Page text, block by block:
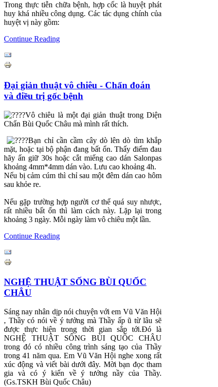
Trong thực tiễn chữa bệnh, hợp cốc là huyệt phát
huy khá nhiều công dụng. Các tác dụng chính của
huyệt vị này gồm:
Continue Reading
Đại giản thuật vô chiêu - Chẩn đoán
và điều trị gốc bệnh
Vô chiêu là một đại giản thuật trong Diện
Chẩn Bùi Quốc Châu mà mình rất thích.
Bạn chỉ cần cầm cây dò lên dò tìm khắp
mặt, hoặc tại bộ phận đang bất ổn. Thấy điểm đau
hãy ấn giữ 30s hoặc cắt miếng cao dán Salonpas
khoảng 4mm*4mm dán vào. Lưu cao khoảng 4h.
Nếu bị cảm cúm thì chỉ sau một đêm dán cao hôm
sau khỏe re.
Nếu gặp trường hợp người cơ thể quá suy nhược,
rất nhiều bất ổn thì làm cách này. Lặp lại trong
khoảng 3 ngày. Mỗi ngày làm vô chiêu một lần.
Continue Reading
NGHỆ THUẬT SỐNG BÙI QUỐC
CHÂU
Sáng nay nhân dịp nói chuyện với em Vũ Văn Hội
, Thầy có nói về ý tưởng mà Thầy ấp ũ từ lâu sẽ
được thực hiện trong thời gian sắp tới.Đó là
NGHỆ THUẬT SỐNG BÙI QUỐC CHÂU
trong đó có nhiều công trình sáng tạo của Thầy
trong 41 năm qua. Em Vũ Văn Hội nghe xong rất
xúc động và viết bài dưới đây. Mời bạn đọc tham
gia và có ý kiến về ý tưởng nầy của Thầy.
(Gs.TSKH Bùi Quốc Châu)